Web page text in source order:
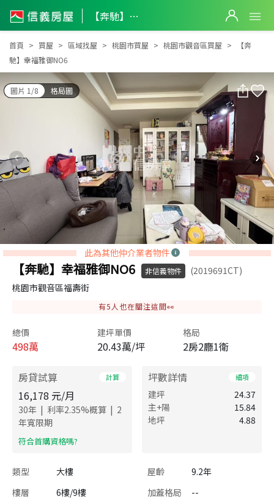
【奔馳】幸福雅御NO6
【奔馳】幸福雅御NO6
首頁 買屋 區域找屋 桃園市買屋 桃園市觀音區買屋
【奔
馳】幸福雅御NO6
圖片 1/8 格局圖
此為其他仲介業者物件
【奔馳】幸福雅御NO6 非信義物件
(2019691CT)
桃園市觀音區福壽街
有5 人也在關注這間👀
總價
498萬
建坪單價
20.43萬/坪
格局
2房2廳1衛
房貸試算 計算
16,178 元/月
30年 | 利率2.35%概算 | 2
年寬限期
​符合首購資格嗎?
坪數詳情 細項
建坪
24.37
主+陽
15.84
地坪
4.88
類型 大樓 屋齡
9.2年
樓層
6樓/9樓 加蓋格局
--